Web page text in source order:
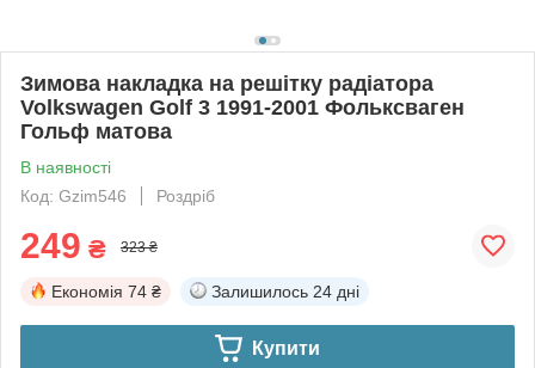
Зимова накладка на решітку радіатора
Volkswagen Golf 3 1991-2001 Фольксваген
Гольф матова
В наявності
Код: Gzim546
Роздріб
249 ₴ 323 ₴
Економія 74 ₴ Залишилось 24 дні
Купити